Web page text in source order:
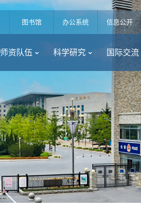
图书馆 办公系统 信息公开
师资队伍 科学研究 国际交流